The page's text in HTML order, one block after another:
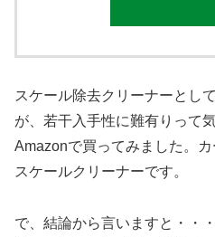
スケール除去クリーナーとし
が、若干入手性に難有りって
Amazonで買ってみました。
スケールクリーナーです。
で、結論から言いますと・・